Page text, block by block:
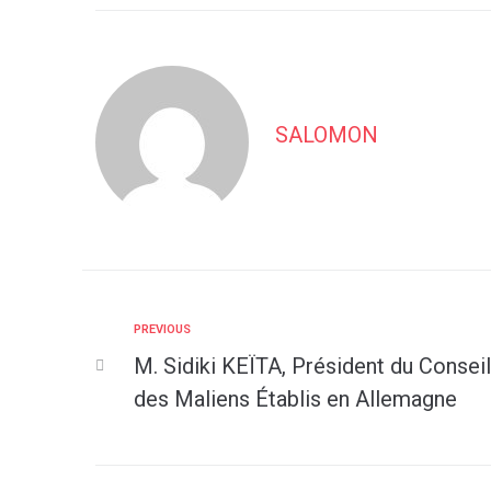
SALOMON
PREVIOUS
M. Sidiki KEÏTA, Président du Conseil
des Maliens Établis en Allemagne